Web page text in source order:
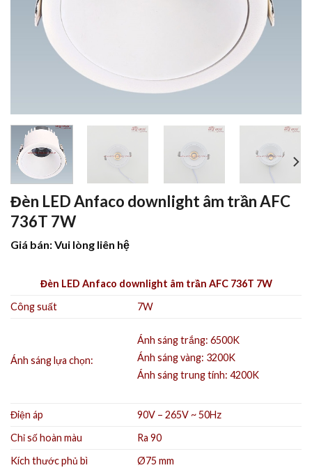
Đèn LED Anfaco downlight âm trần AFC
736T 7W
Giá bán: Vui lòng liên hệ
Đèn LED Anfaco downlight âm trần AFC 736T 7W
Công suất
7W
Ánh sáng lựa chọn:
Ánh sáng trắng: 6500K
Ánh sáng vàng: 3200K
Ánh sáng trung tính: 4200K
Điện áp
90V – 265V ~ 50Hz
Chỉ số hoàn màu
Ra 90
Kích thước phủ bì
Ø75 mm